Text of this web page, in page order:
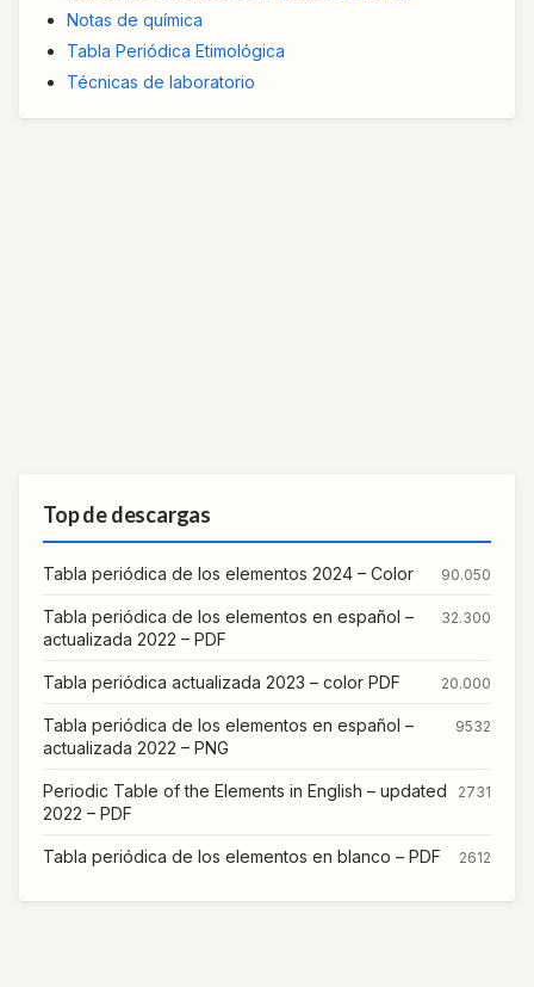
Notas de química
Tabla Periódica Etimológica
Técnicas de laboratorio
Top de descargas
Tabla periódica de los elementos 2024 – Color 90.050
Tabla periódica de los elementos en español –
actualizada 2022 – PDF
32.300
Tabla periódica actualizada 2023 – color PDF 20.000
Tabla periódica de los elementos en español –
actualizada 2022 – PNG
9532
Periodic Table of the Elements in English – updated
2022 – PDF
2731
Tabla periódica de los elementos en blanco – PDF 2612